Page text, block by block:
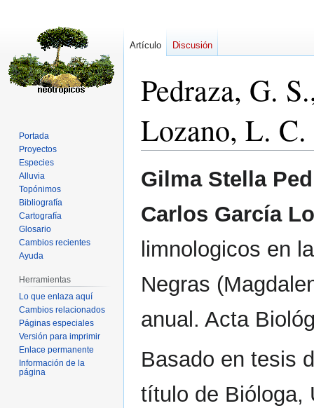
Pedraza, G.
Lozano, L. C.
Ir
a
navegación
Ir
a
búsqueda
Gilma Stella
Carlos García
limnologicos en
Negras
anual. Acta
Basado en tesis
título de Bióloga,
Artículo Discusión
Portada
Proyectos
Especies
Alluvia
Topónimos
Bibliografía
Cartografía
Glosario
Cambios recientes
Ayuda
Herramientas
Lo que enlaza aquí
Cambios relacionados
Páginas especiales
Versión para imprimir
Enlace permanente
Información de la
página